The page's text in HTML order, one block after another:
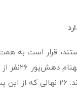
هستند، قرار است به